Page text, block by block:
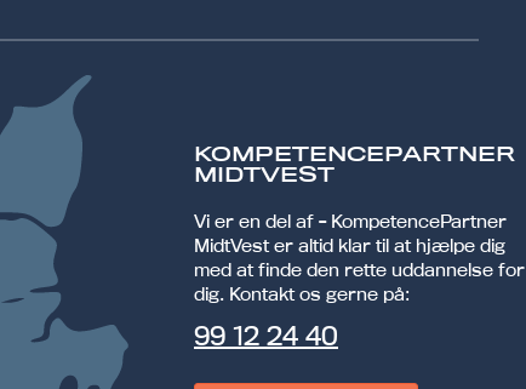
KOMPETENCEPARTNER
MIDTVEST
Vi er en del af - KompetencePartner
MidtVest er altid klar til at hjælpe dig
med at finde den rette uddannelse for
dig. Kontakt os gerne på:
99 12 24 40